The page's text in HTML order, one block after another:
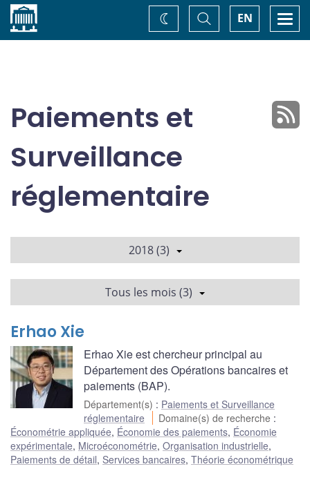
Accueil EN
Basculer
la
recherche
Changez
de
Paiements et
Surveillance
réglementaire
2018 (3)
Tous les mois (3)
Erhao Xie
Erhao Xie est chercheur principal au
Département des Opérations bancaires et
paiements (BAP).
Département(s) : Paiements et Surveillance
réglementaire
Domaine(s) de recherche :
Économétrie appliquée, Économie des paiements, Économie
expérimentale, Microéconométrie, Organisation industrielle,
Paiements de détail, Services bancaires, Théorie économétrique